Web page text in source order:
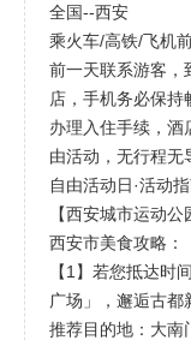
全国--西安
乘火车/高铁/飞机
前一天联系游客，
店，手机务必保
办理入住手续，酒
由活动，无行程无
自由活动日·活动指
【西安城市运动
西安市美食攻略：
【1】若您抵达
广场」，邂逅古都
推荐目的地：大南